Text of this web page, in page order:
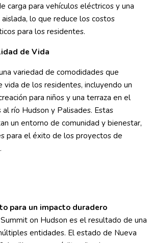
carga para vehículos eléctricos y una
lo que reduce los costos
para los residentes.
de Vida
variedad de comodidades que
vida de los residentes, incluyendo un
para niños y una terraza en el
río Hudson y Palisades. Estas
un entorno de comunidad y bienestar,
para el éxito de los proyectos de
para un impacto duradero
on Hudson es el resultado de una
entidades. El estado de Nueva